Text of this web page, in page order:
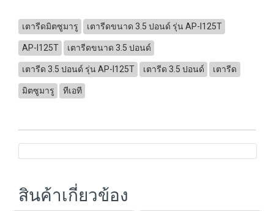
เตารีดมิตซูมารู เตารีดขนาด 3.5 ปอนด์ รุ่น AP-I125T
AP-I125T เตารีดขนาด 3.5 ปอนด์
เตารีด 3.5 ปอนด์ รุ่น AP-I125T เตารีด 3.5 ปอนด์ เตารีด
มิตซูมารู ทีเอที
สินค้าเกี่ยวข้อง